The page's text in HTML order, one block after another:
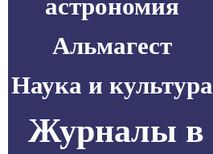
астрономия
Альмагест
Наука и культура
Журналы в